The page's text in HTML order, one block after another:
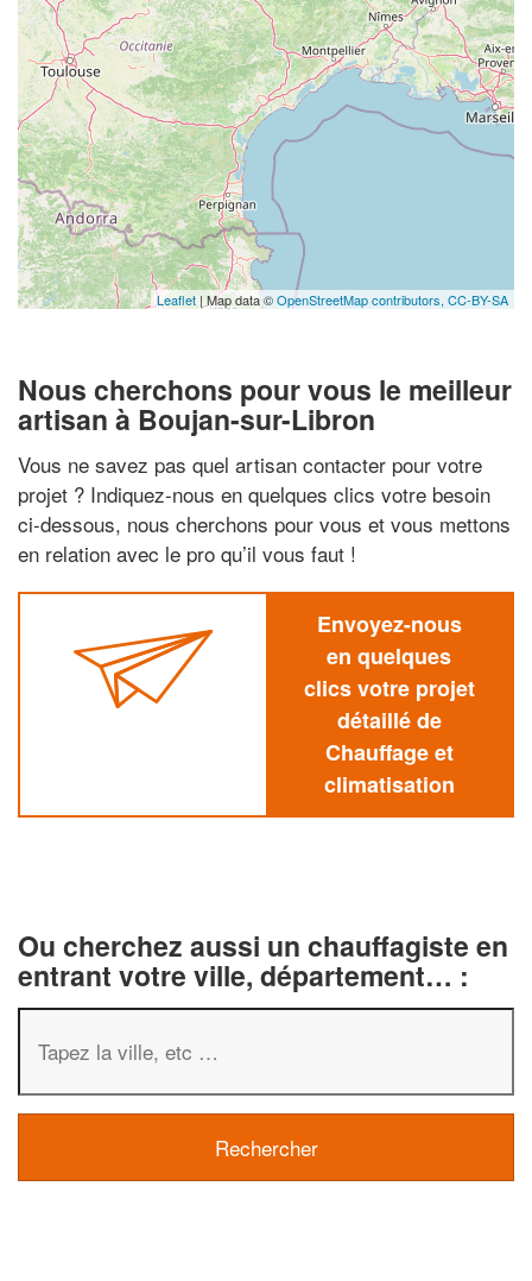
Leaflet | Map data ©OpenStreetMap contributors, CC-BY-SA
Nous cherchons pour vous le meilleur
artisan à Boujan-sur-Libron
Vous ne savez pas quel artisan contacter pour votre
projet ? Indiquez-nous en quelques clics votre besoin
ci-dessous, nous cherchons pour vous et vous mettons
en relation avec le pro qu’il vous faut !
Envoyez-nous
en quelques
clics votre projet
détaillé de
Chauffage et
climatisation
Ou cherchez aussi un chauffagiste en
entrant votre ville, département… :